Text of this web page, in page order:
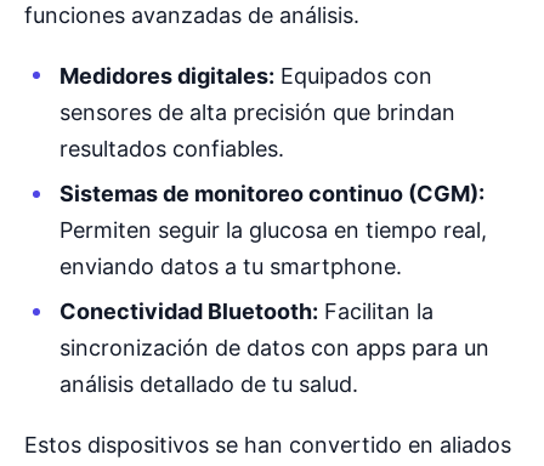
funciones avanzadas de análisis.
Medidores digitales: Equipados con
sensores de alta precisión que brindan
resultados confiables.
Sistemas de monitoreo continuo (CGM):
Permiten seguir la glucosa en tiempo real,
enviando datos a tu smartphone.
Conectividad Bluetooth: Facilitan la
sincronización de datos con apps para un
análisis detallado de tu salud.
Estos dispositivos se han convertido en aliados